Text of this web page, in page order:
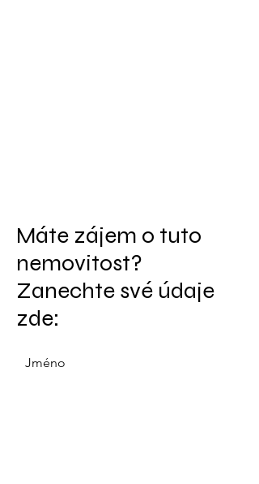
Máte zájem o tuto
nemovitost?
Zanechte své údaje
zde:
Jméno